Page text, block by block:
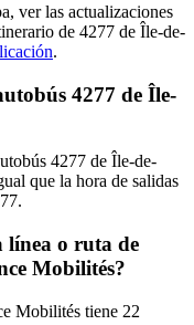
ver las actualizaciones
de 4277 de Île-de-
.
4277 de Île-
4277 de Île-de-
que la hora de salidas
línea o ruta de
Mobilités?
Mobilités tiene 22